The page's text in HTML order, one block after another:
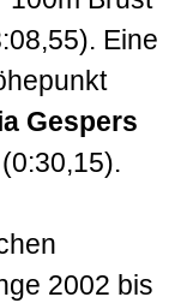
Eine
Gespers
2002 bis